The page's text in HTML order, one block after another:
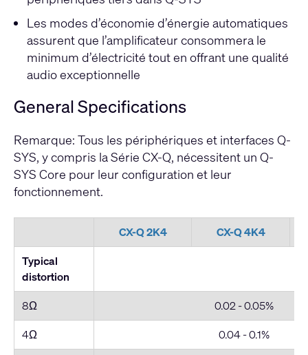
Les modes d’économie d’énergie automatiques
assurent que l’amplificateur consommera le
minimum d’électricité tout en offrant une qualité
audio exceptionnelle
General Specifications
Remarque: Tous les périphériques et interfaces Q-
SYS, y compris la Série CX-Q, nécessitent un Q-
SYS Core pour leur configuration et leur
fonctionnement.
CX-Q 2K4
CX-Q 4K4
Typical
distortion
8Ω
0.02 - 0.05%
4Ω
0.04 - 0.1%